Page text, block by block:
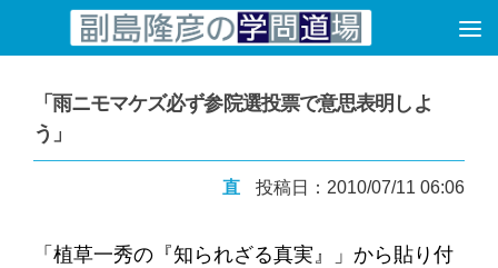
コンテンツへスキップ
「雨ニモマケズ必ず参院選投票で意思表明しよ
う」
直 投稿日：2010/07/11 06:06
「植草一秀の『知られざる真実』」から貼り付